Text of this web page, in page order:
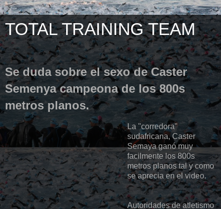
TOTAL TRAINING TEAM
Se duda sobre el sexo de Caster
Semenya campeona de los 800s
metros planos.
La "corredora"
sudafricana,Caster
Semayaganó muy
facilmente los 800s
metros planos tal y como
se aprecia en el video.
Autoridades de atletismo